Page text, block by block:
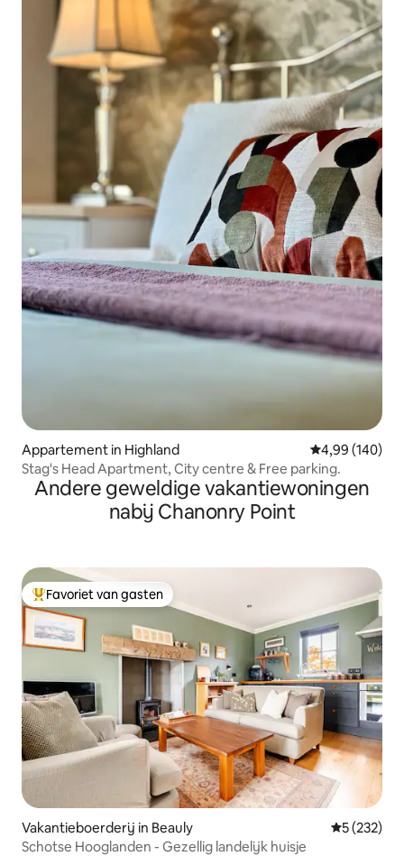
Appartement in Highland Gemiddelde
4,99 (140)
Stag's Head Apartment, City centre & Free parking.
Andere geweldige vakantiewoningen
nabij Chanonry Point
Topfavoriet van gasten
Favoriet van gasten
Vakantieboerderij in Beauly
5 (232)
Schotse Hooglanden - Gezellig landelijk huisje